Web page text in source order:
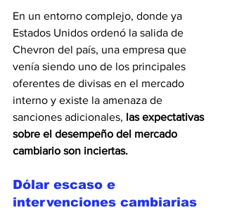
En un entorno complejo, donde ya
Estados Unidos ordenó la salida de
Chevron del país, una empresa que
venía siendo uno de los principales
oferentes de divisas en el mercado
interno y existe la amenaza de
sanciones adicionales, las expectativas
sobre el desempeño del mercado
cambiario son inciertas.
Dólar escaso e
intervenciones cambiarias